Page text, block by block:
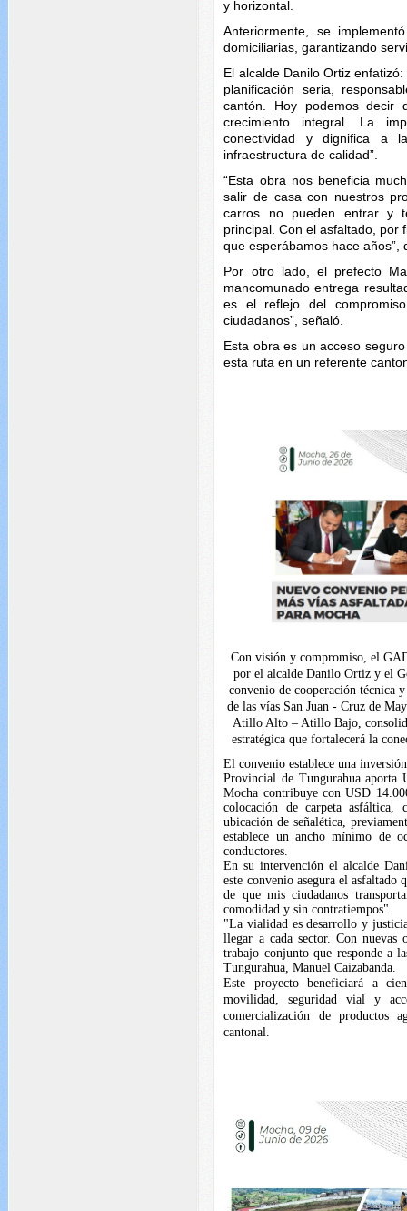
y horizontal.
Anteriormente, se
domiciliarias, garantizando
El alcalde Danilo Ortiz
planificación seria,
cantón. Hoy podemos decir
crecimiento integral. La
conectividad y dignifica a
infraestructura de calidad”.
“Esta obra nos beneficia
salir de casa con nuestros
carros no pueden entrar y
principal. Con el asfaltado, por
que esperábamos hace
Por otro lado, el prefecto
mancomunado entrega
es el reflejo del
ciudadanos”, señaló.
Esta obra es un acceso
esta ruta en un referente
Con visión y compromiso, el
por el alcalde Danilo Ortiz y el
convenio de cooperación técnica
de las vías San Juan - Cruz de
Atillo Alto – Atillo Bajo,
estratégica que fortalecerá la
El convenio establece una
Provincial de Tungurahua aporta
Mocha contribuye con USD
colocación de carpeta asfáltica,
ubicación de señalética,
establece un ancho mínimo de
conductores.
En su intervención el alcalde
este convenio asegura el
de que mis ciudadanos
comodidad y sin contratiempos".
"La vialidad es desarrollo y
llegar a cada sector. Con
trabajo conjunto que responde a
Tungurahua, Manuel Caizabanda.
Este proyecto beneficiará a
movilidad, seguridad vial y
comercialización de productos
cantonal.